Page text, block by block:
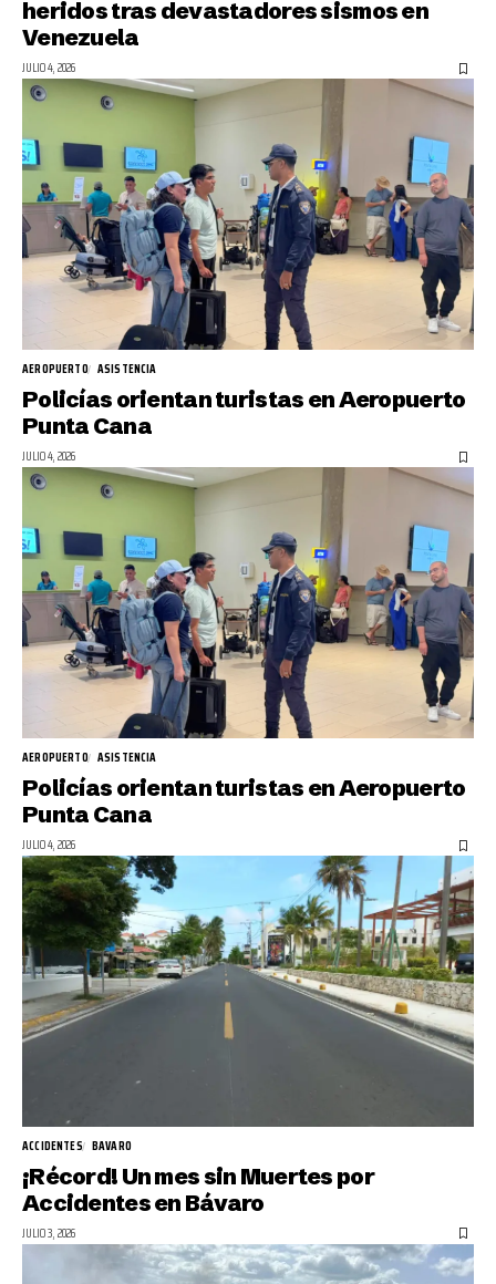
heridos tras devastadores sismos en
Venezuela
JULIO 4, 2026
AEROPUERTO ASISTENCIA
Policías orientan turistas en Aeropuerto
Punta Cana
JULIO 4, 2026
AEROPUERTO ASISTENCIA
Policías orientan turistas en Aeropuerto
Punta Cana
JULIO 4, 2026
ACCIDENTES BAVARO
¡Récord! Un mes sin Muertes por
Accidentes en Bávaro
JULIO 3, 2026